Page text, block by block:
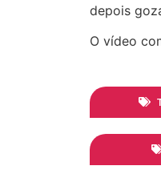
depois
O vídeo